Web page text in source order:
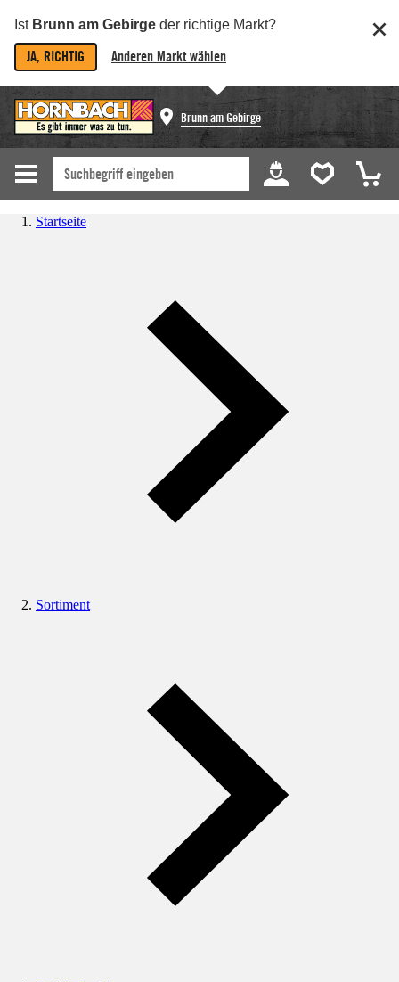
Ist Brunn am Gebirge der richtige Markt?
JA, RICHTIG Anderen Markt wählen
Brunn am Gebirge
Startseite
Sortiment